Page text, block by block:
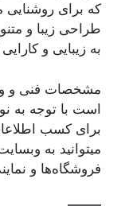
که برای روشنایی
طراحی زیبا و
به زیبایی و
مشخصات فنی و
است با توجه به
برای کسب
میتوانید به
فروشگاه‌ها و